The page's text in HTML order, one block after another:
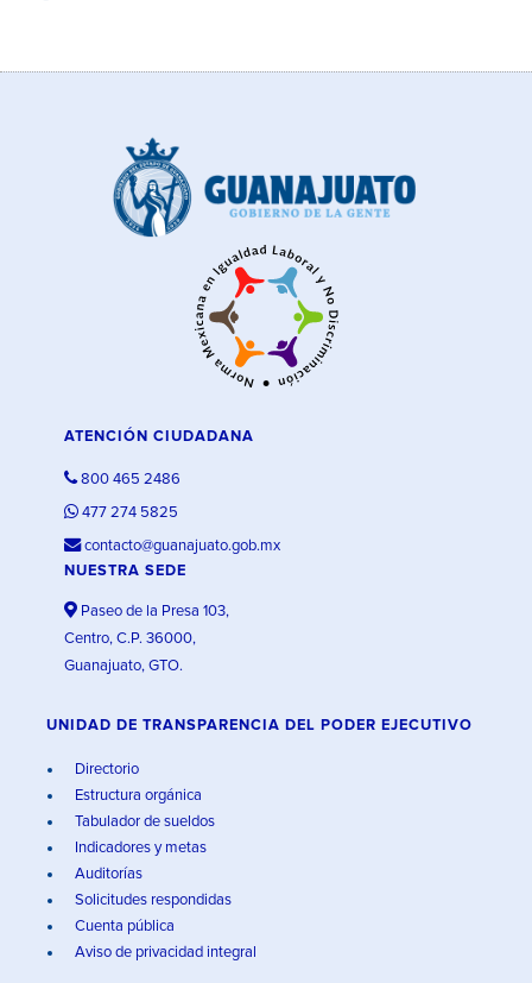
ATENCIÓN CIUDADANA
800 465 2486
477 274 5825
contacto@guanajuato.gob.mx
NUESTRA SEDE
Paseo de la Presa 103,
Centro, C.P. 36000,
Guanajuato, GTO.
UNIDAD DE TRANSPARENCIA DEL PODER EJECUTIVO
Directorio
Estructura orgánica
Tabulador de sueldos
Indicadores y metas
Auditorías
Solicitudes respondidas
Cuenta pública
Aviso de privacidad integral